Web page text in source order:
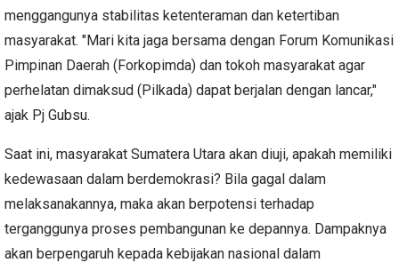
menggangunya stabilitas ketenteraman dan ketertiban
masyarakat. "Mari kita jaga bersama dengan Forum Komunikasi
Pimpinan Daerah (Forkopimda) dan tokoh masyarakat agar
perhelatan dimaksud (Pilkada) dapat berjalan dengan lancar,"
ajak Pj Gubsu.
Saat ini, masyarakat Sumatera Utara akan diuji, apakah memiliki
kedewasaan dalam berdemokrasi? Bila gagal dalam
melaksanakannya, maka akan berpotensi terhadap
terganggunya proses pembangunan ke depannya. Dampaknya
akan berpengaruh kepada kebijakan nasional dalam